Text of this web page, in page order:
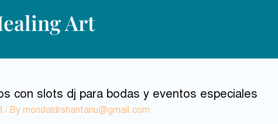
Art
con slots dj para bodas y eventos especiales
/ By mondaldrshantanu@gmail.com